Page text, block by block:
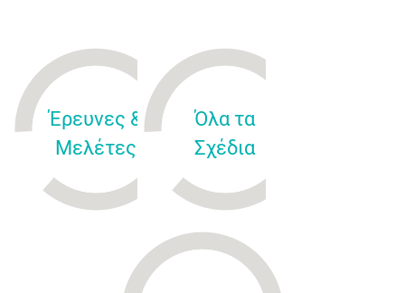
Έρευνες &
Μελέτες
Όλα τα
Σχέδια